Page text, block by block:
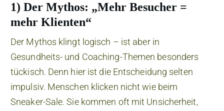
1) Der Mythos: „Mehr Besucher =
mehr Klienten“
Der Mythos klingt logisch – ist aber in
Gesundheits- und Coaching-Themen besonders
tückisch. Denn hier ist die Entscheidung selten
impulsiv. Menschen klicken nicht wie beim
Sneaker-Sale. Sie kommen oft mit Unsicherheit,